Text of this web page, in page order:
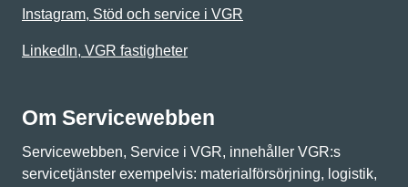
Instagram, Stöd och service i VGR
LinkedIn, VGR fastigheter
Om Servicewebben
Servicewebben, Service i VGR, innehåller VGR:s
servicetjänster exempelvis: materialförsörjning, logistik,